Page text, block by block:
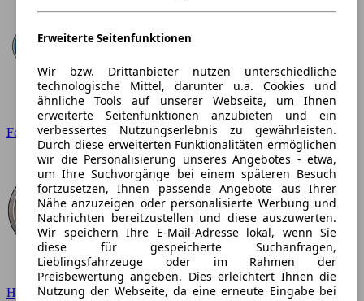
Ford
Hyundai
Erweiterte Seitenfunktionen
Wir bzw. Drittanbieter nutzen unterschiedliche
technologische Mittel, darunter u.a. Cookies und
ähnliche Tools auf unserer Webseite, um Ihnen
erweiterte Seitenfunktionen anzubieten und ein
verbessertes Nutzungserlebnis zu gewährleisten.
Durch diese erweiterten Funktionalitäten ermöglichen
wir die Personalisierung unseres Angebotes - etwa,
um Ihre Suchvorgänge bei einem späteren Besuch
fortzusetzen, Ihnen passende Angebote aus Ihrer
Nähe anzuzeigen oder personalisierte Werbung und
Nachrichten bereitzustellen und diese auszuwerten.
Wir speichern Ihre E-Mail-Adresse lokal, wenn Sie
diese für gespeicherte Suchanfragen,
Lieblingsfahrzeuge oder im Rahmen der
Preisbewertung angeben. Dies erleichtert Ihnen die
Nutzung der Webseite, da eine erneute Eingabe bei